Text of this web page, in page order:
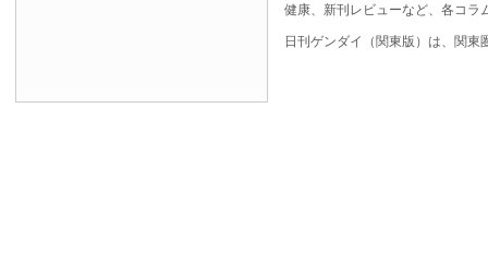
健康、新刊レビューなど、各コラ
日刊ゲンダイ（関東版）は、関